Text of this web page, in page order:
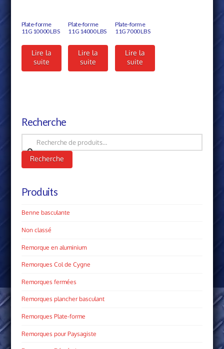
Plate-forme
11G 10000 LBS
Lire la
suite
Plate-forme
11G 14000 LBS
Lire la
suite
Plate-forme
11G 7000 LBS
Lire la
suite
Recherche
Recherche
pour :
Recherche
Produits
Benne basculante
Non classé
Remorque en aluminium
Remorques Col de Cygne
Remorques fermées
Remorques plancher basculant
Remorques Plate­-forme
Remorques pour Paysagiste